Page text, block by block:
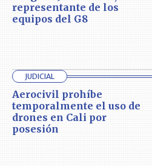
representante de los
equipos del G8
JUDICIAL
Aerocivil prohíbe
temporalmente el uso de
drones en Cali por
posesión